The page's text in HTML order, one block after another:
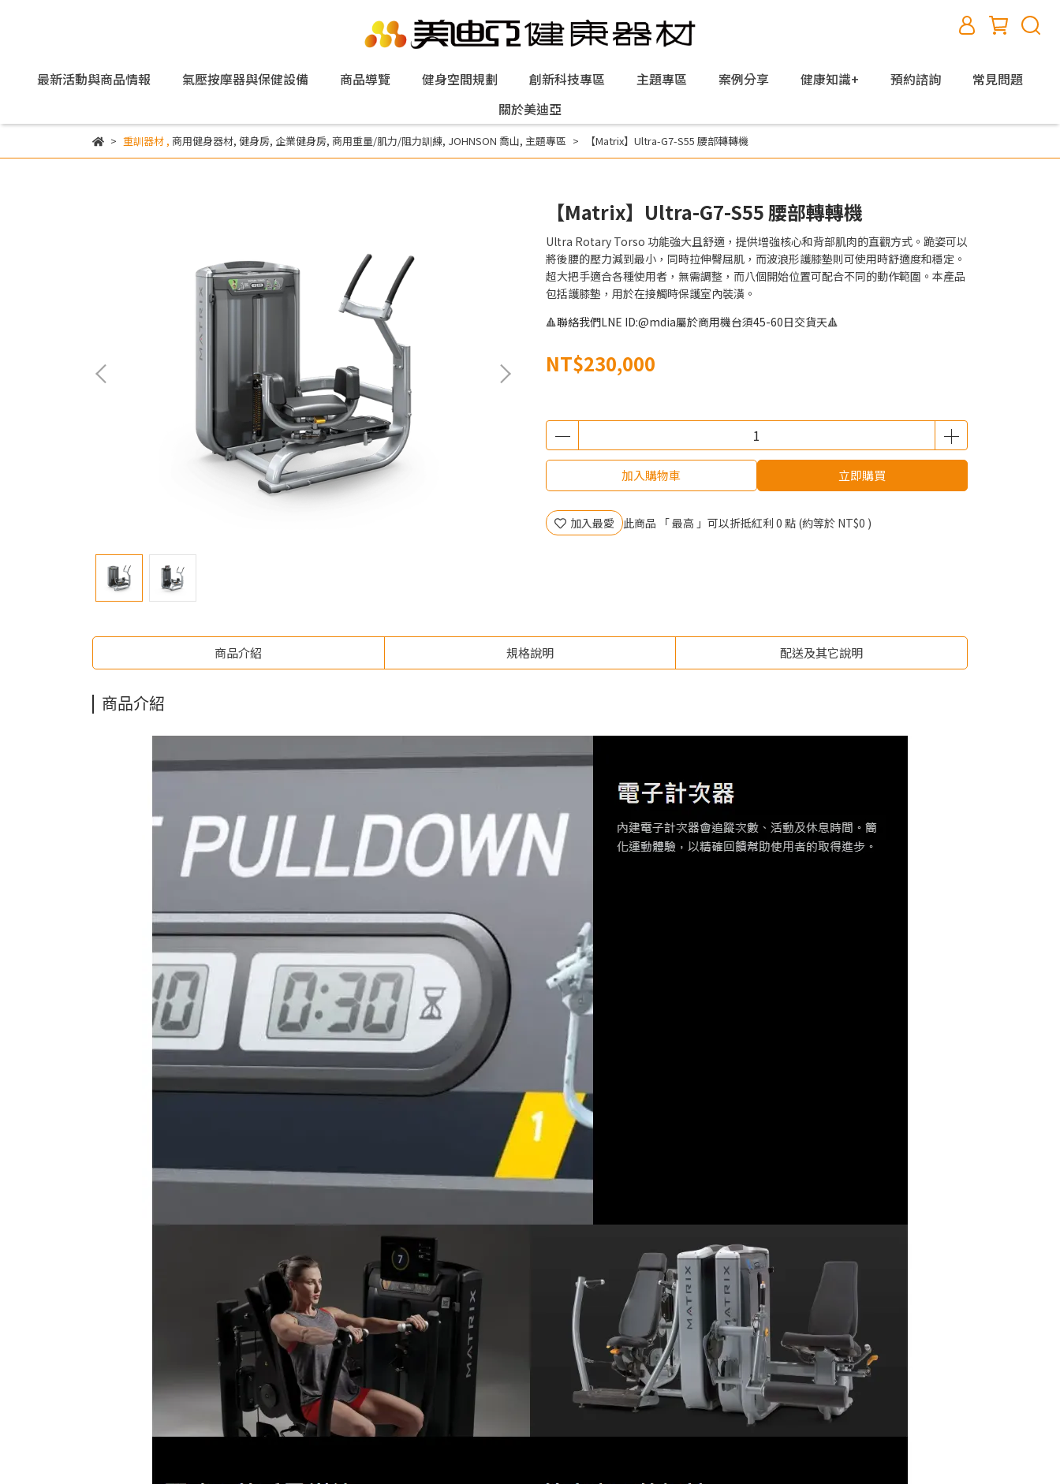
最新活動與商品情報 氣壓按摩器與保健設備 商品導覽 健身空間規劃 創新科技專區 主題專區 案例分享 健康知識+ 預約諮詢
常見問題
關於美迪亞
重訓器材, 商用健身器材, 健身房, 企業健身房, 商用重量/肌力/阻力訓練, JOHNSON 喬山, 主題專區 【Matrix】Ultra-G7-S55 腰部轉轉機
【Matrix】Ultra-G7-S55 腰部轉轉機
Ultra Rotary Torso 功能強大且舒適，提供增強核心和背部肌肉的直觀方式。跪姿可以
將後腰的壓力減到最小，同時拉伸臀屈肌，而波浪形護膝墊則可使用時舒適度和穩定。
超大把手適合各種使用者，無需調整，而八個開始位置可配合不同的動作範圍。本產品
包括護膝墊，用於在接觸時保護室內裝潢。
🔺聯絡我們LNE ID:@mdia屬於商用機台須45-60日交貨天🔺
NT$230,000
加入購物車 立即購買
加入最愛 此商品 「 最高 」可以折抵紅利 0 點 (約等於 NT$0 )
商品介紹 規格說明 配送及其它說明
商品介紹